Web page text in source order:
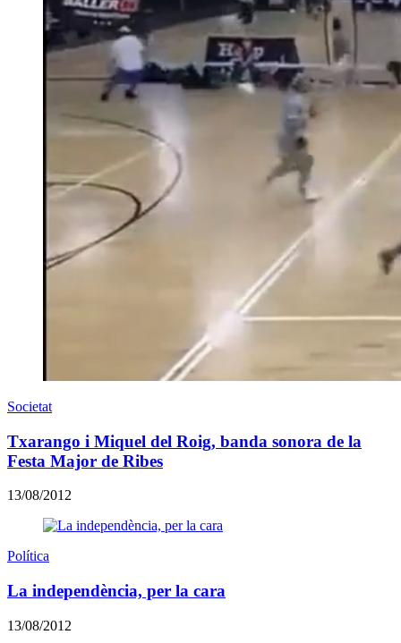
Societat
Txarango i Miquel del Roig, banda sonora de la
Festa Major de Ribes
13/08/2012
Política
La independència, per la cara
13/08/2012